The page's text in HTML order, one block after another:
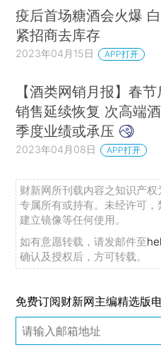
疫后首场糖酒会火爆
紧招商去库存
2023年04月15日 APP打开
【酒类网销月报】春
销售延续恢复 次高端
季度业绩或承压
2023年04月08日 APP打开
财新网所刊载内容之知识产
专属所有或持有。未经许可
建立镜像等任何使用。
如有意愿转载，请发邮件至
确认及授权后，方可转载。
免费订阅财新网主编精选版